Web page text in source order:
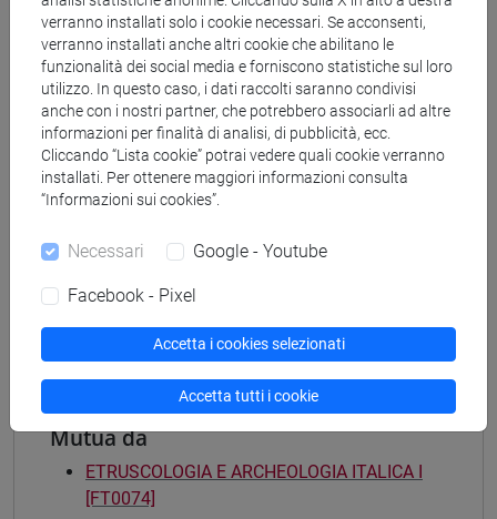
Materiali su Moodle
Corsi di studio e percorsi
[FT1] CONSERVAZIONE E GESTIONE DEI BENI
E DELLE ATTIVITÀ CULTURALI - Laurea
egart/ egart
scienze dell'antichità
[FTR3] LETTERE - Laurea
Mutua da
ETRUSCOLOGIA E ARCHEOLOGIA ITALICA I
[FT0074]
verranno installati solo i cookie necessari. Se acconsenti,
verranno installati anche altri cookie che abilitano le
funzionalità dei social media e forniscono statistiche sul loro
utilizzo. In questo caso, i dati raccolti saranno condivisi
anche con i nostri partner, che potrebbero associarli ad altre
informazioni per finalità di analisi, di pubblicità, ecc.
Cliccando “Lista cookie” potrai vedere quali cookie verranno
installati. Per ottenere maggiori informazioni consulta
“Informazioni sui cookies”.
Necessari Google - Youtube
Facebook - Pixel
Accetta i cookies selezionati
Accetta tutti i cookie